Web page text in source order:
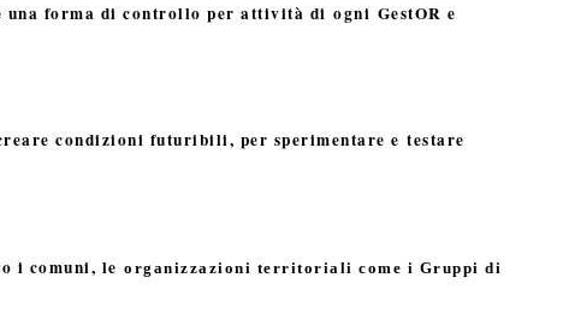
una forma di controllo per attività di ogni GestOR e
condizioni futuribili, per sperimentare e testare
i comuni, le organizzazioni territoriali come i Gruppi di